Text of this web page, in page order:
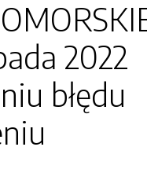
2022
błędu